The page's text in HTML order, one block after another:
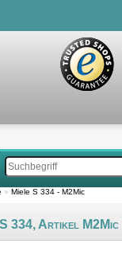
» Miele S 334 - M2Mic
334, Artikel M2Mic